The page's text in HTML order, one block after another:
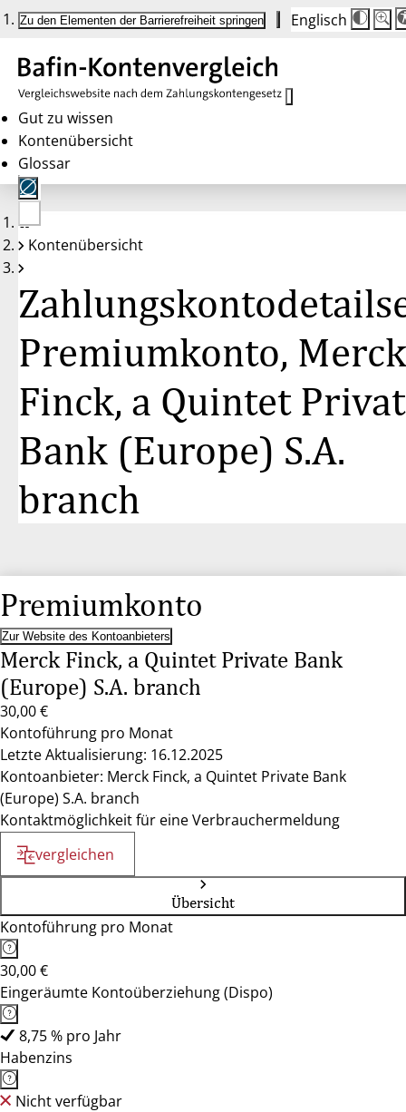
Zu den Elementen der Barrierefreiheit springen Englisch
Die
auf
100
100
Gut zu wissen
Kontenübersicht
Glossar
Keine
Konten
Kontenübersicht
Premiumkonto, Merck
Finck, a Quintet
Bank (Europe) S.A.
branch
Premiumkonto
Zur Website des Kontoanbieters
Merck Finck, a Quintet Private Bank
(Europe) S.A. branch
30,00 €
Kontoführung pro Monat
Letzte Aktualisierung: 16.12.2025
Kontoanbieter: Merck Finck, a Quintet Private Bank
(Europe) S.A. branch
Kontaktmöglichkeit für eine Verbrauchermeldung
vergleichen
Übersicht
Kontoführung pro Monat
30,00 €
Eingeräumte Kontoüberziehung (Dispo)
8,75 % pro Jahr
Habenzins
Nicht verfügbar